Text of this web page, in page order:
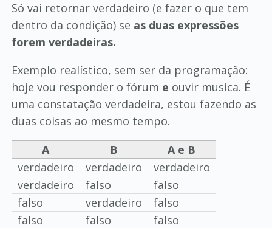
Só vai retornar verdadeiro (e fazer o que tem
dentro da condição) se as duas expressões
forem verdadeiras.
Exemplo realístico, sem ser da programação:
hoje vou responder o fórum e ouvir musica. É
uma constatação verdadeira, estou fazendo as
duas coisas ao mesmo tempo.
A
B
A e B
verdadeiro
verdadeiro
verdadeiro
verdadeiro
falso
falso
falso
verdadeiro
falso
falso
falso falso